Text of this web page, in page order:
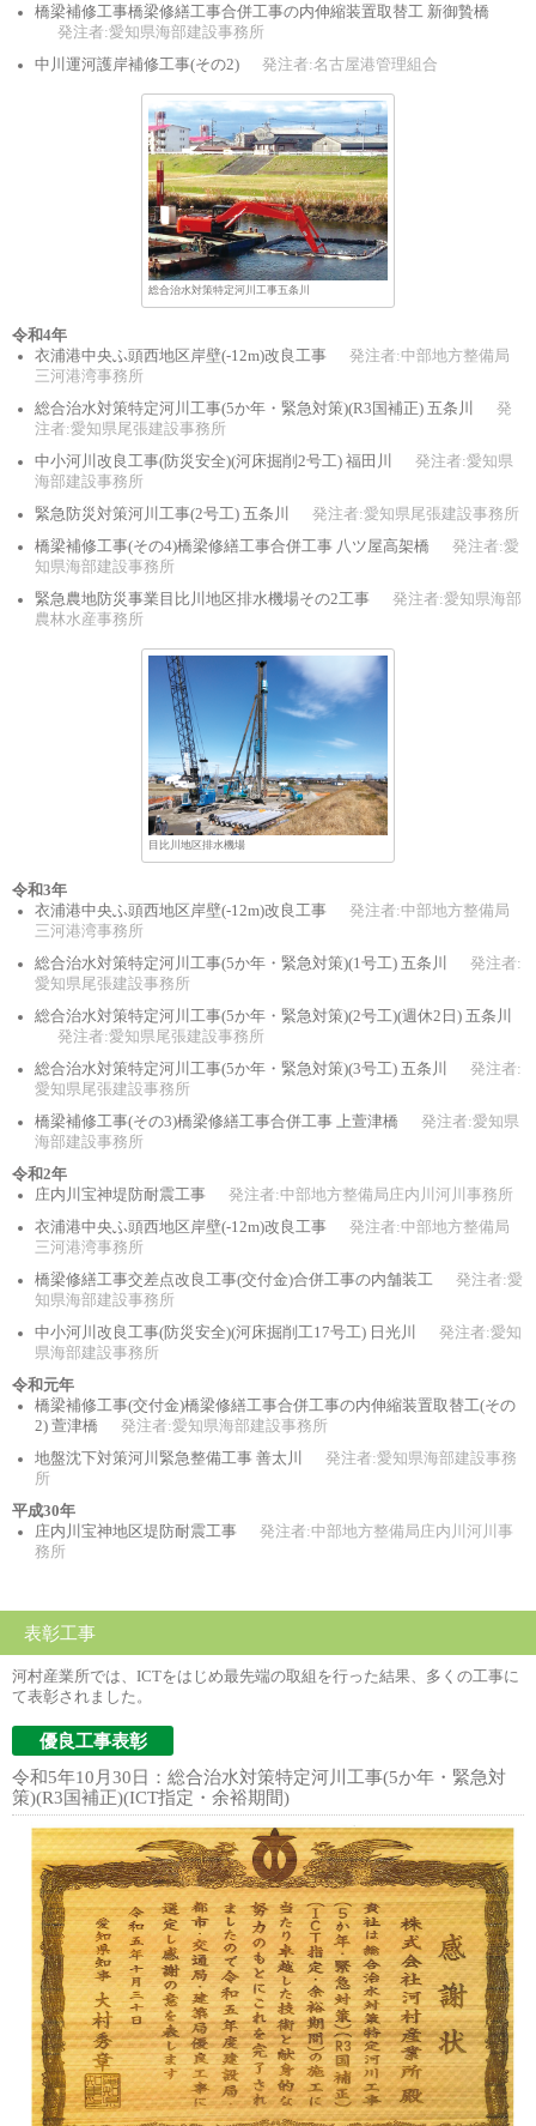
橋梁補修工事橋梁修繕工事合併工事の内伸縮装置取替工 新御贄橋
発注者:愛知県海部建設事務所
中川運河護岸補修工事(その2)
発注者:名古屋港管理組合
総合治水対策特定河川工事五条川
令和4年
衣浦港中央ふ頭西地区岸壁(-12m)改良工事
発注者:中部地方整備局
三河港湾事務所
総合治水対策特定河川工事(5か年・緊急対策)(R3国補正) 五条川
発
注者:愛知県尾張建設事務所
中小河川改良工事(防災安全)(河床掘削2号工) 福田川
発注者:愛知県
海部建設事務所
緊急防災対策河川工事(2号工) 五条川
発注者:愛知県尾張建設事務所
橋梁補修工事(その4)橋梁修繕工事合併工事 八ツ屋高架橋
発注者:愛
知県海部建設事務所
緊急農地防災事業目比川地区排水機場その2工事
発注者:愛知県海部
農林水産事務所
目比川地区排水機場
令和3年
衣浦港中央ふ頭西地区岸壁(-12m)改良工事
発注者:中部地方整備局
三河港湾事務所
総合治水対策特定河川工事(5か年・緊急対策)(1号工) 五条川
発注者:
愛知県尾張建設事務所
総合治水対策特定河川工事(5か年・緊急対策)(2号工)(週休2日) 五条川
発注者:愛知県尾張建設事務所
総合治水対策特定河川工事(5か年・緊急対策)(3号工) 五条川
発注者:
愛知県尾張建設事務所
橋梁補修工事(その3)橋梁修繕工事合併工事 上萱津橋
発注者:愛知県
海部建設事務所
令和2年
庄内川宝神堤防耐震工事
発注者:中部地方整備局庄内川河川事務所
衣浦港中央ふ頭西地区岸壁(-12m)改良工事
発注者:中部地方整備局
三河港湾事務所
橋梁修繕工事交差点改良工事(交付金)合併工事の内舗装工
発注者:愛
知県海部建設事務所
中小河川改良工事(防災安全)(河床掘削工17号工) 日光川
発注者:愛知
県海部建設事務所
令和元年
橋梁補修工事(交付金)橋梁修繕工事合併工事の内伸縮装置取替工(その
2) 萱津橋
発注者:愛知県海部建設事務所
地盤沈下対策河川緊急整備工事 善太川
発注者:愛知県海部建設事務
所
平成30年
庄内川宝神地区堤防耐震工事
発注者:中部地方整備局庄内川河川事
務所
表彰工事
河村産業所では、ICTをはじめ最先端の取組を行った結果、多くの工事に
て表彰されました。
優良工事表彰
令和5年10月30日：総合治水対策特定河川工事(5か年・緊急対
策)(R3国補正)(ICT指定・余裕期間)